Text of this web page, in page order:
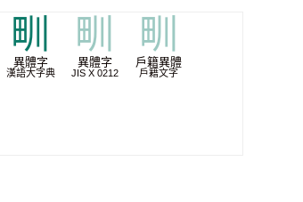
甽
異體字
漢語大字典
甽
異體字
JIS X 0212
甽
戶籍異體
戶籍文字